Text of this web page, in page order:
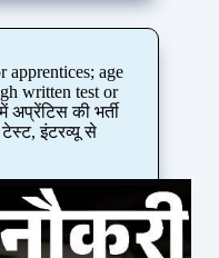
apprentices; age
written test or
अप्रेंटिस की भर्ती
इंटरव्यू से